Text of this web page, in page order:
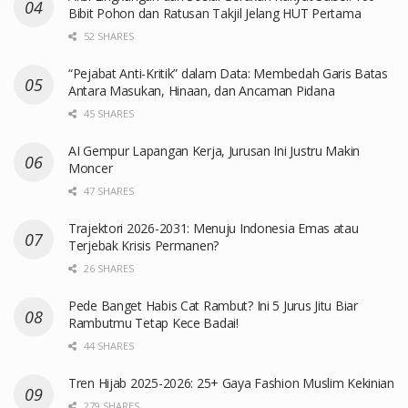
Bibit Pohon dan Ratusan Takjil Jelang HUT Pertama
52 SHARES
“Pejabat Anti-Kritik” dalam Data: Membedah Garis Batas
Antara Masukan, Hinaan, dan Ancaman Pidana
45 SHARES
AI Gempur Lapangan Kerja, Jurusan Ini Justru Makin
Moncer
47 SHARES
Trajektori 2026-2031: Menuju Indonesia Emas atau
Terjebak Krisis Permanen?
26 SHARES
Pede Banget Habis Cat Rambut? Ini 5 Jurus Jitu Biar
Rambutmu Tetap Kece Badai!
44 SHARES
Tren Hijab 2025-2026: 25+ Gaya Fashion Muslim Kekinian